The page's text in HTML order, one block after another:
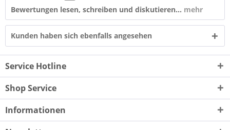
Bewertungen lesen, schreiben und diskutieren... mehr
Kunden haben sich ebenfalls angesehen
Service Hotline
Shop Service
Informationen